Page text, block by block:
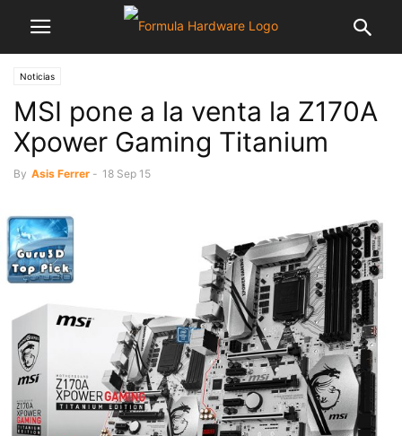
Noticias
MSI pone a la venta la Z170A
Xpower Gaming Titanium
By Asis Ferrer - 18 Sep 15